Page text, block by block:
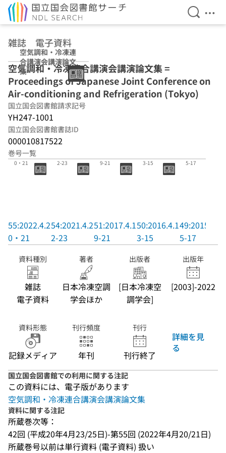
検索を
メ
雑誌 電子資料
空気調和・冷凍連
合講演会講演論文
集
空気調和・冷凍連合講演会講演論文集 =
Proceedings of Japanese Joint Conference on
Air-conditioning and Refrigeration (Tokyo)
国立国会図書館請求記号
YH247-1001
国立国会図書館書誌ID
000010817522
巻号一覧
55:2022.4.2
0・21
55:2022.4.2
0・21
2-23
54:2021.4.2
2-23
9-21
51:2017.4.1
9-21
3-15
50:2016.4.1
3-15
5-17
49:2015.4.1
5-17
資料種別
雑誌
電子資料
著者
日本冷凍空調
学会ほか
出版者
[日本冷凍空
調学会]
出版年
[2003]-2022
資料形態
記録メディア
刊行頻度
年刊
刊行
刊行終了
詳細を見
る
国立国会図書館での利用に関する注記
この資料には、電子版があります
空気調和・冷凍連合講演会講演論文集
資料に関する注記
所蔵巻次等：
42回 (平成20年4月23/25日)-第55回 (2022年4月20/21日)
所蔵巻号以前は単行資料 (電子資料) 扱い